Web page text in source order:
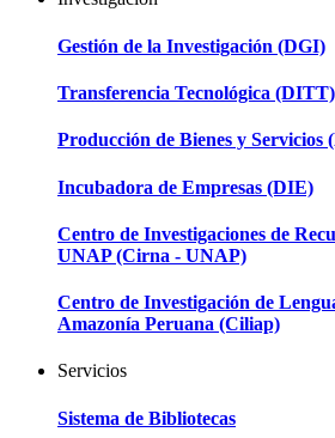
Gestión de la Investigación (DGI)
Transferencia Tecnológica (DITT)
Producción de Bienes y Servicios
Incubadora de Empresas (DIE)
Centro de Investigaciones de
UNAP (Cirna - UNAP)
Centro de Investigación de
Amazonía Peruana (Ciliap)
Servicios
Sistema de Bibliotecas